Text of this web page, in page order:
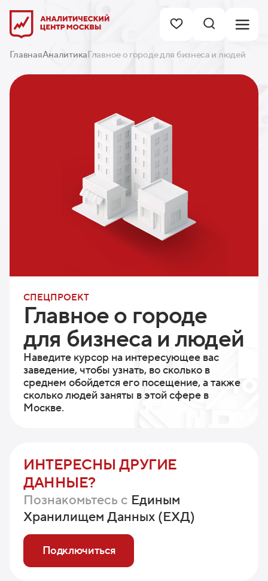
ГлавнаяАналитикаГлавное о городе для бизнеса и людей
СПЕЦПРОЕКТ
Главное о городе
для бизнеса и людей
Наведите курсор на интересующее вас
заведение, чтобы узнать, во сколько в
среднем обойдется его посещение, а также
скольколюдей заняты в этой сфере в
Москве.
ИНТЕРЕСНЫ ДРУГИЕ
ДАННЫЕ?
Познакомьтесь с Единым
Хранилищем Данных (ЕХД)
Подключиться